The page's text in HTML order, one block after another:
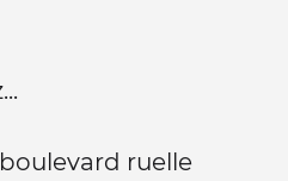
ruelle